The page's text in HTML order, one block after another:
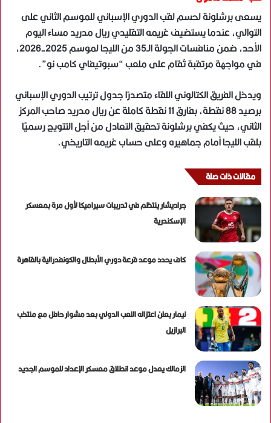
يسعى برشلونة لحسم لقب الدوري الإسباني للموسم الثاني على
التوالي، عندما يستضيف غريمه التقليدي ريال مدريد مساء اليوم
الأحد، ضمن منافسات الجولة الـ35 من الليجا لموسم 2025-2026،
في مواجهة مرتقبة تُقام على ملعب “سبوتيفاي كامب نو”.
ويدخل الفريق الكتالوني اللقاء متصدرًا جدول ترتيب الدوري الإسباني
برصيد 88 نقطة، بفارق 11 نقطة كاملة عن ريال مدريد صاحب المركز
الثاني، حيث يكفي برشلونة تحقيق التعادل من أجل التتويج رسميًا
بلقب الليجا أمام جماهيره وعلى حساب غريمه التاريخي.
مقالات ذات صلة
جراديشار ينتظم في تدريبات سيراميكا لأول مرة بمعسكر
الإسكندرية
كاف يحدد موعد قرعة دوري الأبطال والكونفدرالية بالقاهرة
نيمار يعلن اعتزاله اللعب الدولي بعد مشوار حافل مع منتخب
البرازيل
الزمالك يعدل موعد انطلاق معسكر الإعداد للموسم الجديد